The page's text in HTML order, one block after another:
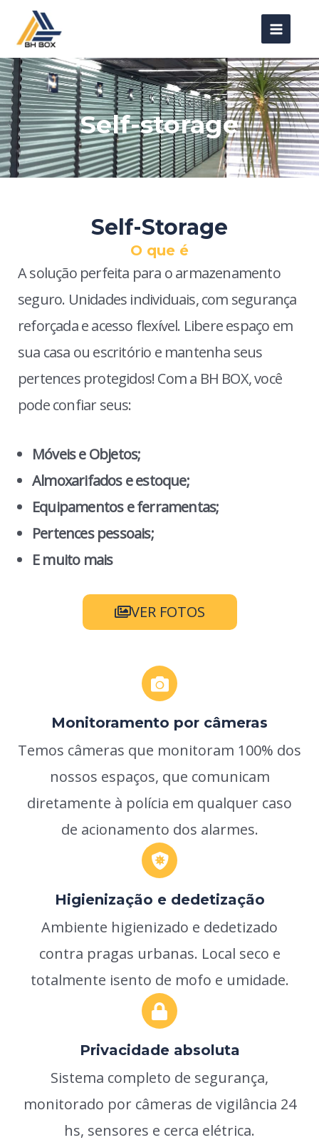
conteúdo
MAIN
MENU
Self-storage
Self-Storage
O que é
A solução perfeita para o armazenamento
seguro. Unidades individuais, com segurança
reforçada e acesso flexível. Libere espaço em
sua casa ou escritório e mantenha seus
pertences protegidos! Com a BH BOX, você
pode confiar seus:
Móveis e Objetos;
Almoxarifados e estoque;
Equipamentos e ferramentas;
Pertences pessoais;
E muito mais
VER FOTOS
Monitoramento por câmeras
Temos câmeras que monitoram 100% dos
nossos espaços, que comunicam
diretamente à polícia em qualquer caso
de acionamento dos alarmes.
Higienização e dedetização
Ambiente higienizado e dedetizado
contra pragas urbanas. Local seco e
totalmente isento de mofo e umidade.
Privacidade absoluta
Sistema completo de segurança,
monitorado por câmeras de vigilância 24
hs, sensores e cerca elétrica.